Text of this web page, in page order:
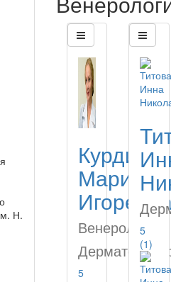
Н.
Курдина
Мария
Венеролог,
5
5
(1)